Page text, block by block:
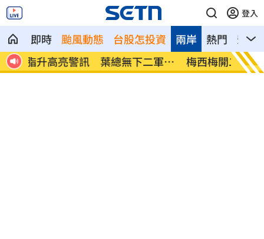
登入
即時 颱風動態 台股怎投資 熱門 影音
兩岸
打
梅西梅開二度 登北美聯賽盃歷史進球王
挖童
煞